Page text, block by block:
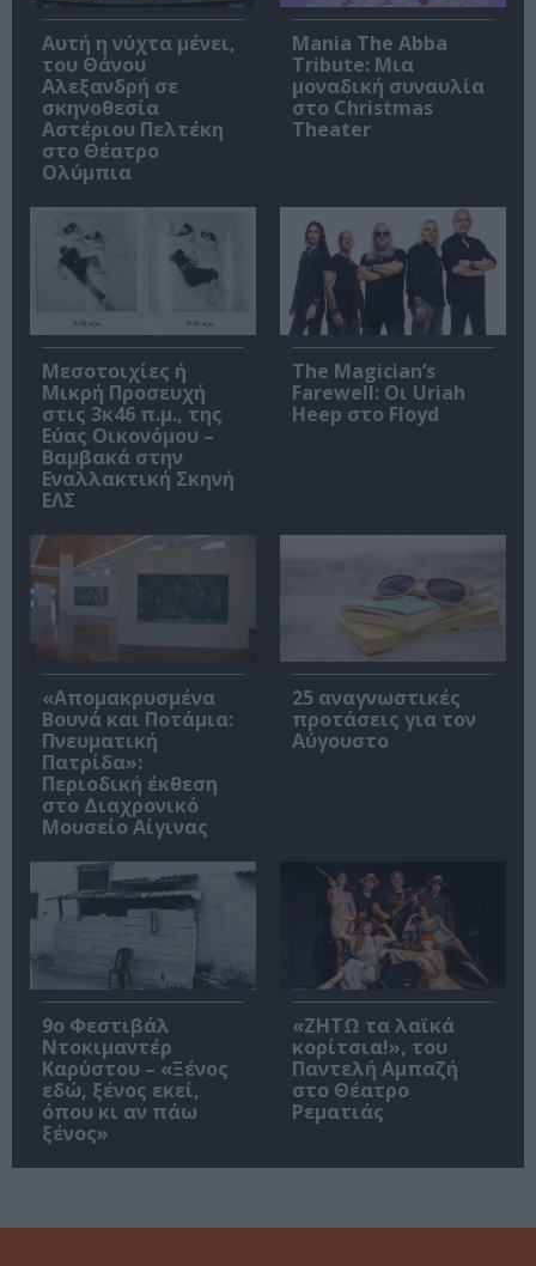
Αυτή η νύχτα μένει,
του Θάνου
Αλεξανδρή σε
σκηνοθεσία
Αστέριου Πελτέκη
στο Θέατρο
Ολύμπια
Mania The Abba
Tribute: Μια
μοναδική συναυλία
στο Christmas
Theater
Μεσοτοιχίες ή
Μικρή Προσευχή
στις 3κ46 π.μ., της
Εύας Οικονόμου –
Βαμβακά στην
Εναλλακτική Σκηνή
ΕΛΣ
The Magician’s
Farewell: Οι Uriah
Heep στο Floyd
«Απομακρυσμένα
Βουνά και Ποτάμια:
Πνευματική
Πατρίδα»:
Περιοδική έκθεση
στο Διαχρονικό
Μουσείο Αίγινας
25 αναγνωστικές
προτάσεις για τον
Αύγουστο
9ο Φεστιβάλ
Ντοκιμαντέρ
Καρύστου – «Ξένος
εδώ, ξένος εκεί,
όπου κι αν πάω
ξένος»
«ΖΗΤΩ τα λαϊκά
κορίτσια!», του
Παντελή Αμπαζή
στο Θέατρο
Ρεματιάς